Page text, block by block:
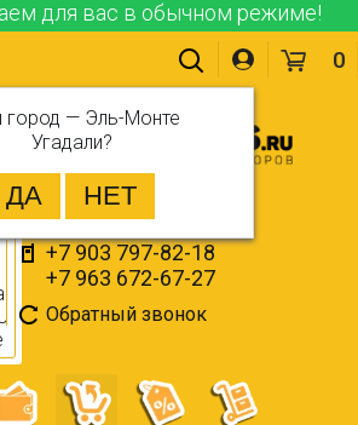
для вас в обычном режиме!
город — Эль-Монте
Угадали?
+7 903 797-82-18
+7 963 672-67-27
Обратный звонок
0